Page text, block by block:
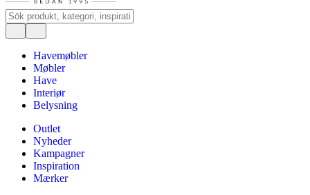
Havemøbler
Møbler
Have
Interiør
Belysning
Outlet
Nyheder
Kampagner
Inspiration
Mærker